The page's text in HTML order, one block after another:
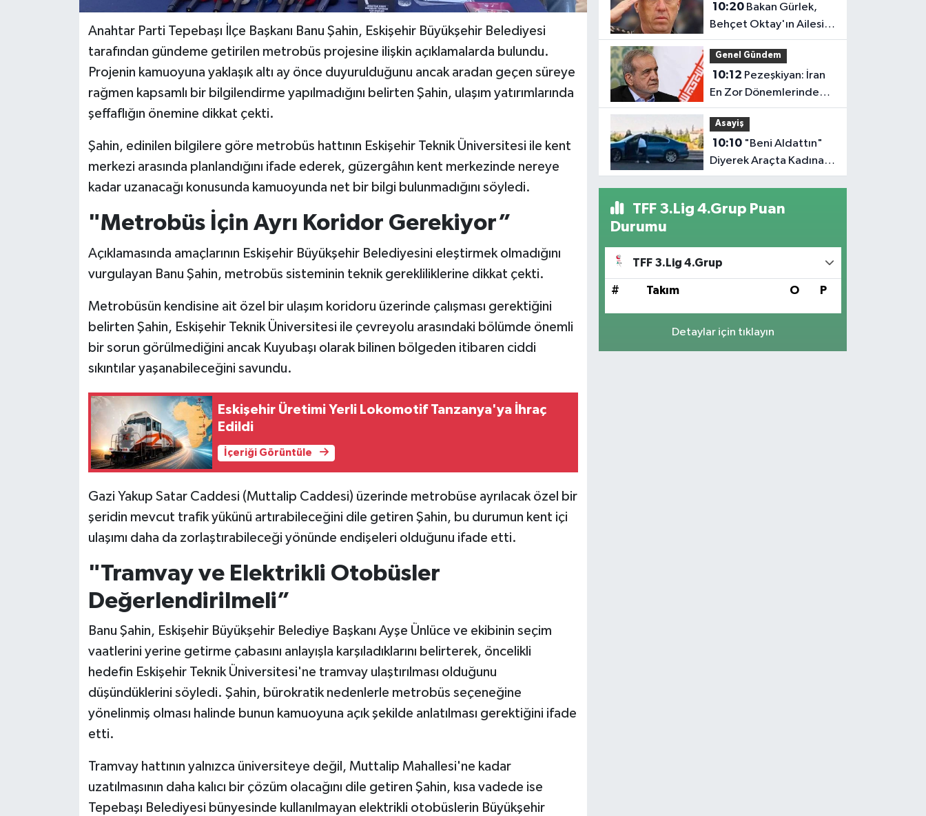
Anahtar Parti Tepebaşı İlçe Başkanı Banu Şahin, Eskişehir Büyükşehir Belediyesi
tarafından gündeme getirilen metrobüs projesine ilişkin açıklamalarda bulundu.
Projenin kamuoyuna yaklaşık altı ay önce duyurulduğunu ancak aradan geçen süreye
rağmen kapsamlı bir bilgilendirme yapılmadığını belirten Şahin, ulaşım yatırımlarında
şeffaflığın önemine dikkat çekti.
Şahin, edinilen bilgilere göre metrobüs hattının Eskişehir Teknik Üniversitesi ile kent
merkezi arasında planlandığını ifade ederek, güzergâhın kent merkezinde nereye
kadar uzanacağı konusunda kamuoyunda net bir bilgi bulunmadığını söyledi.
"Metrobüs İçin Ayrı Koridor Gerekiyor”
Açıklamasında amaçlarının Eskişehir Büyükşehir Belediyesini eleştirmek olmadığını
vurgulayan Banu Şahin, metrobüs sisteminin teknik gerekliliklerine dikkat çekti.
Metrobüsün kendisine ait özel bir ulaşım koridoru üzerinde çalışması gerektiğini
belirten Şahin, Eskişehir Teknik Üniversitesi ile çevreyolu arasındaki bölümde önemli
bir sorun görülmediğini ancak Kuyubaşı olarak bilinen bölgeden itibaren ciddi
sıkıntılar yaşanabileceğini savundu.
Eskişehir Üretimi Yerli Lokomotif Tanzanya'ya İhraç
Edildi
İçeriği Görüntüle
Gazi Yakup Satar Caddesi (Muttalip Caddesi) üzerinde metrobüse ayrılacak özel bir
şeridin mevcut trafik yükünü artırabileceğini dile getiren Şahin, bu durumun kent içi
ulaşımı daha da zorlaştırabileceği yönünde endişeleri olduğunu ifade etti.
"Tramvay ve Elektrikli Otobüsler
Değerlendirilmeli”
Banu Şahin, Eskişehir Büyükşehir Belediye Başkanı Ayşe Ünlüce ve ekibinin seçim
vaatlerini yerine getirme çabasını anlayışla karşıladıklarını belirterek, öncelikli
hedefin Eskişehir Teknik Üniversitesi'ne tramvay ulaştırılması olduğunu
düşündüklerini söyledi. Şahin, bürokratik nedenlerle metrobüs seçeneğine
yönelinmiş olması halinde bunun kamuoyuna açık şekilde anlatılması gerektiğini ifade
etti.
Tramvay hattının yalnızca üniversiteye değil, Muttalip Mahallesi'ne kadar
uzatılmasının daha kalıcı bir çözüm olacağını dile getiren Şahin, kısa vadede ise
Tepebaşı Belediyesi bünyesinde kullanılmayan elektrikli otobüslerin Büyükşehir
10:20Bakan Gürlek,
Behçet Oktay'ın Ailesini
Kabul Edecek
Genel Gündem
10:12
En Zor Dönemlerinden
Birini Yaşıyor
Asayiş
10:10"Beni Aldattın"
Diyerek Araçta Kadına
Saldırdı
TFF 3.Lig 4.Grup Puan
Durumu
TFF 3.Lig 4.Grup
# Takım O P
Detaylar için tıklayın